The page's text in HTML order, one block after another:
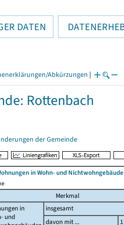
DATEN
Abkürzungen |
Rottenbach
der Gemeinde
in Wohn- und
Merkmal
in
und
insgesamt
davon mit ...
1